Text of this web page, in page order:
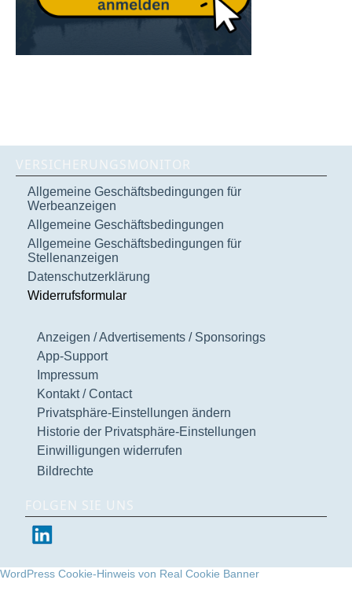
VERSICHERUNGSMONITOR
Allgemeine Geschäftsbedingungen für
Werbeanzeigen
Allgemeine Geschäftsbedingungen
Allgemeine Geschäftsbedingungen für
Stellenanzeigen
Datenschutzerklärung
Widerrufsformular
Anzeigen / Advertisements / Sponsorings
App-Support
Impressum
Kontakt / Contact
Privatsphäre-Einstellungen ändern
Historie der Privatsphäre-Einstellungen
Einwilligungen widerrufen
Bildrechte
FOLGEN SIE UNS
WordPress Cookie-Hinweis von Real Cookie Banner